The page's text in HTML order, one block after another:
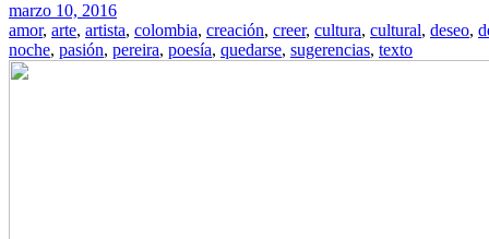
marzo 10, 2016
amor, arte, artista, colombia, creación, creer, cultura, cultural, deseo,
noche, pasión, pereira, poesía, quedarse, sugerencias, texto